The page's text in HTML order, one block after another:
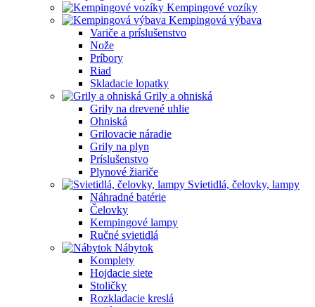
Kempingové vozíky
Kempingová výbava
Variče a príslušenstvo
Nože
Príbory
Riad
Skladacie lopatky
Grily a ohniská
Grily na drevené uhlie
Ohniská
Grilovacie náradie
Grily na plyn
Príslušenstvo
Plynové žiariče
Svietidlá, čelovky, lampy
Náhradné batérie
Čelovky
Kempingové lampy
Ručné svietidlá
Nábytok
Komplety
Hojdacie siete
Stoličky
Rozkladacie kreslá